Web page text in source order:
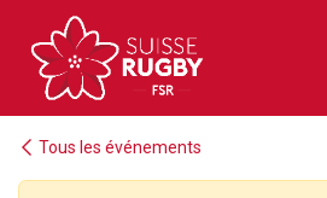
Se rendre au contenu
Tous les événements